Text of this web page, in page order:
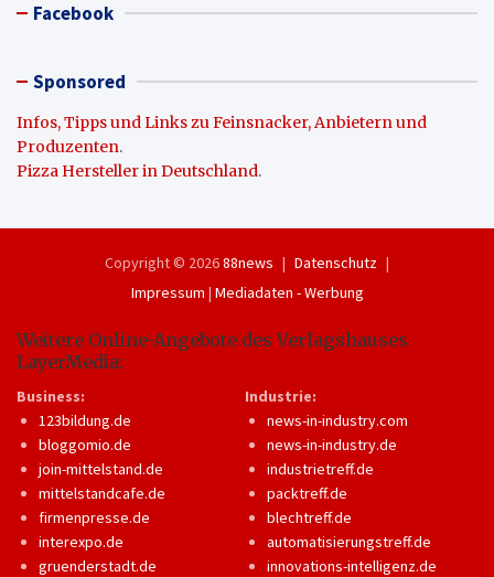
Facebook
Sponsored
Infos, Tipps und Links zu Feinsnacker, Anbietern und
Produzenten.
Pizza Hersteller in Deutschland.
Copyright © 202688news
Datenschutz
Impressum | Mediadaten - Werbung
Weitere Online-Angebote des Verlagshauses
LayerMedia:
Business:
123bildung.de
bloggomio.de
join-mittelstand.de
mittelstandcafe.de
firmenpresse.de
interexpo.de
gruenderstadt.de
Industrie:
news-in-industry.com
news-in-industry.de
industrietreff.de
packtreff.de
blechtreff.de
automatisierungstreff.de
innovations-intelligenz.de